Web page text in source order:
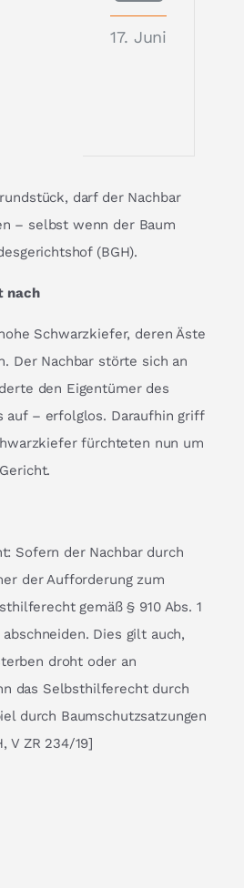
17. Juni
darf der Nachbar
– selbst wenn der Baum
(BGH).
nach
Schwarzkiefer, deren Äste
Der Nachbar störte sich an
den Eigentümer des
auf – erfolglos. Daraufhin griff
fürchteten nun um
Sofern der Nachbar durch
der Aufforderung zum
gemäß § 910 Abs. 1
Dies gilt auch,
droht oder an
das Selbsthilferecht durch
durch Baumschutzsatzungen
V ZR 234/19]